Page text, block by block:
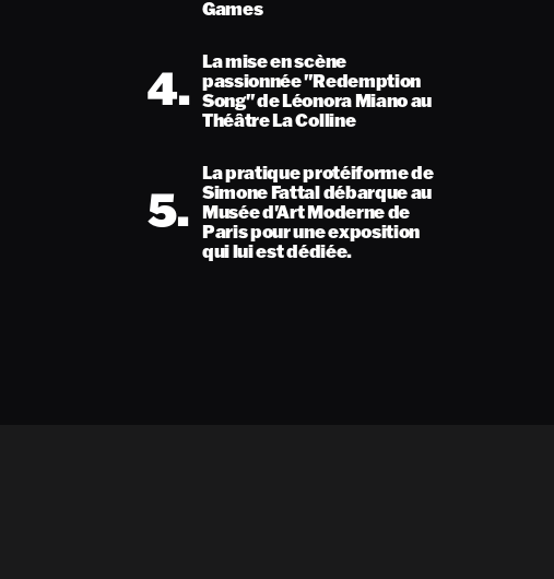
Games
4. La mise en scène
passionnée "Redemption
Song" de Léonora Miano au
Théâtre La Colline
5.
La pratique protéiforme de
Simone Fattal débarque au
Musée d'Art Moderne de
Paris pour une exposition
qui lui est dédiée.